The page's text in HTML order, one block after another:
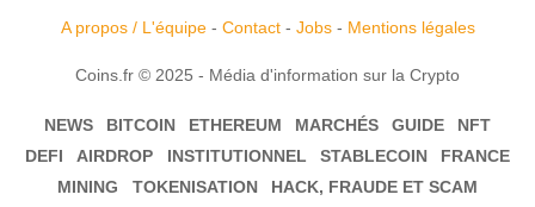
A propos / L'équipe- Contact- Jobs- Mentions légales
Coins.fr © 2025 - Média d'information sur la Crypto
NEWS BITCOIN ETHEREUM MARCHÉS GUIDE
NFT
DEFI
AIRDROP INSTITUTIONNEL STABLECOIN
FRANCE
MINING
TOKENISATION HACK, FRAUDE ET SCAM